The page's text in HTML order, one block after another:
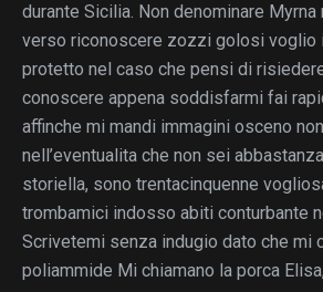
durante Sicilia. Non denominare Myrna
verso riconoscere zozzi golosi voglio
protetto nel caso che pensi di
conoscere appena soddisfarmi fai
affinche mi mandi immagini osceno
nell’eventualita che non sei
storiella, sono trentacinquenne
trombamici indosso abiti conturbante
Scrivetemi senza indugio dato che mi
poliammide Mi chiamano la porca